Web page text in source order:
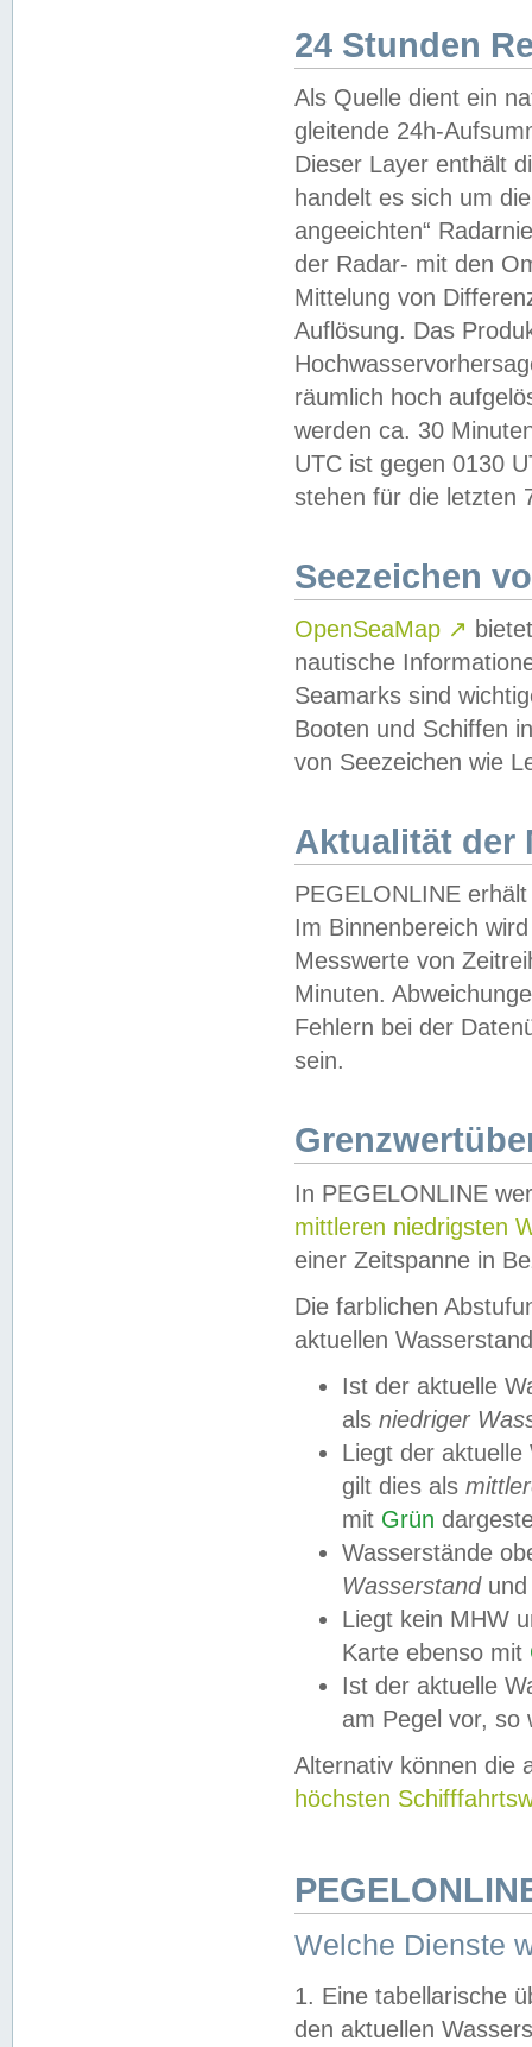
24 Stunden
Als Quelle dient ein
gleitende 24h-
Dieser Layer enthält
handelt es sich um
angeeichten“
der Radar- mit den
Mittelung von
Auflösung. Das
räumlich hoch
werden ca. 30
UTC ist gegen 0130
stehen für die letzten
Seezeichen
OpenSeaMap ↗
nautische
Seamarks sind
Booten und Schiffen
von Seezeichen wie
Aktualität der
PEGELONLINE
Im Binnenbereich
Messwerte von
Minuten.
Fehlern bei der
sein.
In PEGELONLINE
mittleren niedrigsten
einer Zeitspanne in
Die farblichen
aktuellen
Ist der aktuelle
als niedriger
Liegt der
gilt dies als
mit Grün
Wasserstände
Wasserstandund
Liegt kein MHW
Karte ebenso mit
Ist der aktuelle
am Pegel vor,
Alternativ können die
höchsten
Welche Dienste
1. Eine tabellarische
den aktuellen